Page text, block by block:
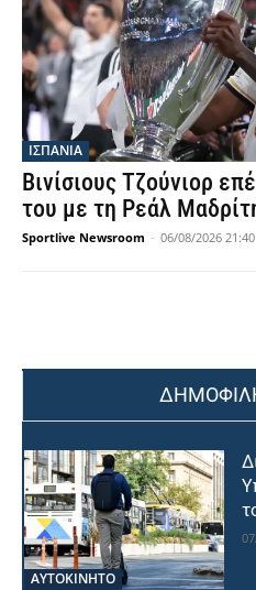
ΙΣΠΑΝΙΑ
Βινίσιους Τζούνιορ
του με τη Ρεάλ
Sportlive Newsroom - 06/08/2026 21:40
ΑΥΤΟΚΙΝΗΤΟ